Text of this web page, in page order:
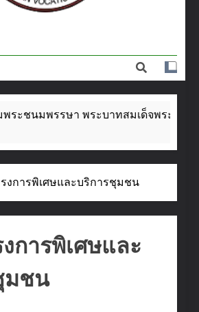
อาชีวศึกษา
นครสวรรค์
นมพรรษา พระบาทสมเด็จพระเจ้าอยู่หั
งการพิเศษและบริการชุมชน
การพิเศษและ
มชน